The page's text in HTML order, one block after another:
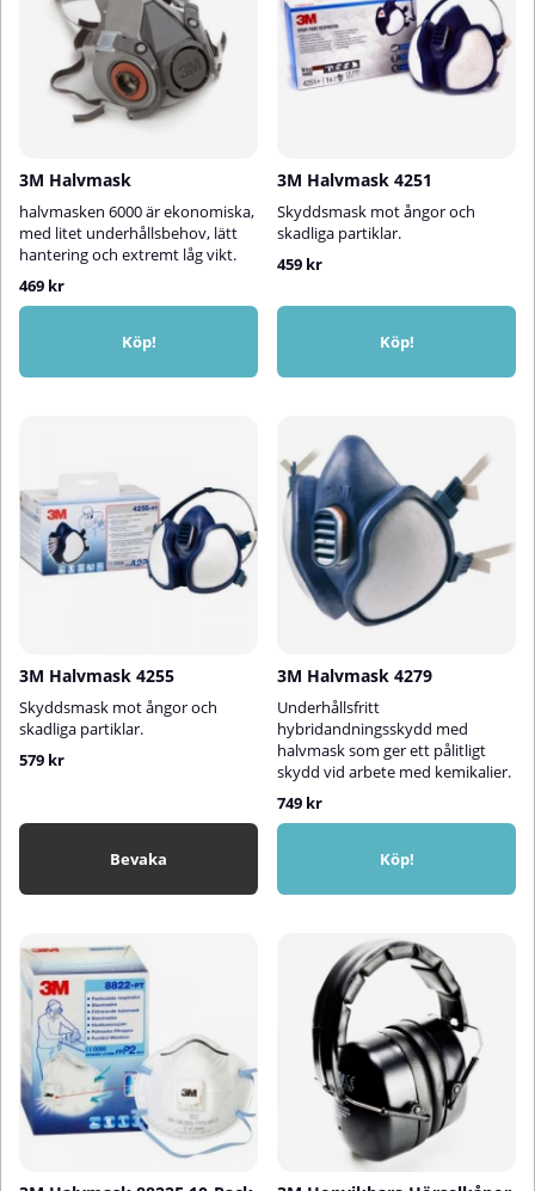
3M Halvmask
halvmasken 6000 är ekonomiska,
med litet underhållsbehov, lätt
hantering och extremt låg vikt.
469 kr
Köp!
3M Halvmask 4251
Skyddsmask mot ångor och
skadliga partiklar.
459 kr
Köp!
3M Halvmask 4255
Skyddsmask mot ångor och
skadliga partiklar.
579 kr
Bevaka
3M Halvmask 4279
Underhållsfritt
hybridandningsskydd med
halvmask som ger ett pålitligt
skydd vid arbete med kemikalier.
749 kr
Köp!